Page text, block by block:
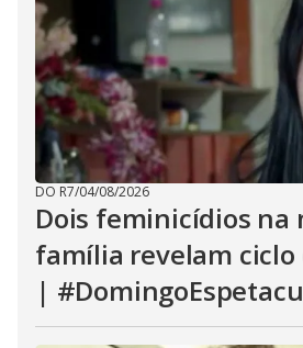
DO R7/04/08/2026
Dois feminicídios na
família revelam ciclo
|